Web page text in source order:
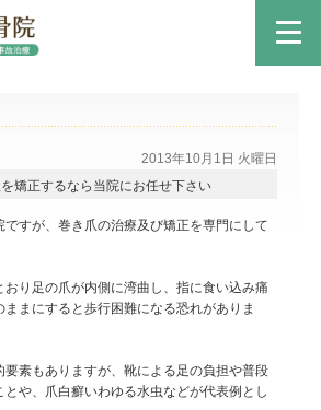
2013年10月1日 火曜日
矯正するなら当院にお任せ下さい
ですが、巻き爪の治療及び矯正を専門にして
り足の爪が内側に湾曲し、指に食い込み痛
まにすると歩行困難になる恐れがありま
要素もありますが、靴による足の負担や普段
とや、爪白癬いわゆる水虫などが代表例とし